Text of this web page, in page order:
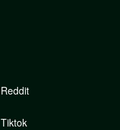
Reddit
Tiktok